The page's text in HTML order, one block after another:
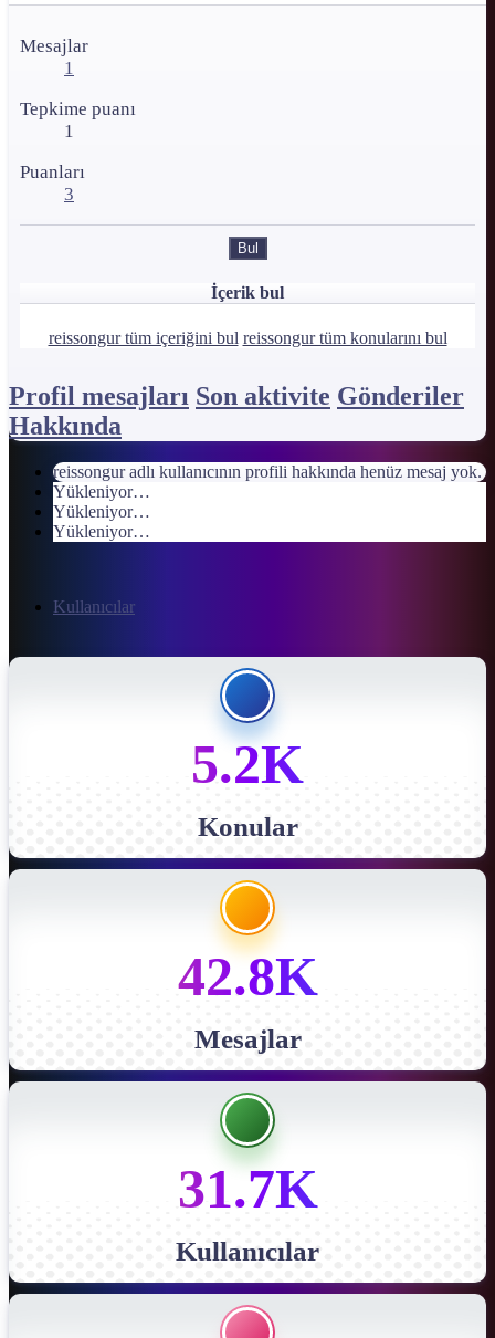
Mesajlar
1
Tepkime puanı
1
Puanları
3
Bul
İçerik bul
reissongur tüm içeriğini bul reissongur tüm konularını bul
Profil mesajları Son aktivite Gönderiler
Hakkında
reissongur adlı kullanıcının profili hakkında henüz mesaj yok.
Yükleniyor…
Yükleniyor…
Yükleniyor…
Kullanıcılar
5.2K
Konular
42.8K
Mesajlar
31.7K
Kullanıcılar